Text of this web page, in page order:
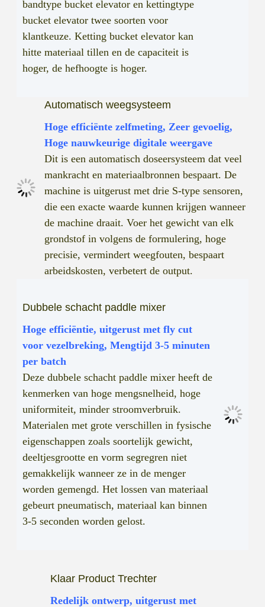
bandtype bucket elevator en kettingtype
bucket elevator twee soorten voor
klantkeuze. Ketting bucket elevator kan
hitte materiaal tillen en de capaciteit is
hoger, de hefhoogte is hoger.
Automatisch weegsysteem
Hoge efficiënte zelfmeting, Zeer gevoelig,
Hoge nauwkeurige digitale weergave
Dit is een automatisch doseersysteem dat veel
mankracht en materiaalbronnen bespaart. De
machine is uitgerust met drie S-type sensoren,
die een exacte waarde kunnen krijgen wanneer
de machine draait. Voer het gewicht van elk
grondstof in volgens de formulering, hoge
precisie, vermindert weegfouten, bespaart
arbeidskosten, verbetert de output.
Dubbele schacht paddle mixer
Hoge efficiëntie, uitgerust met fly cut
voor vezelbreking, Mengtijd 3-5 minuten
per batch
Deze dubbele schacht paddle mixer heeft de
kenmerken van hoge mengsnelheid, hoge
uniformiteit, minder stroomverbruik.
Materialen met grote verschillen in fysische
eigenschappen zoals soortelijk gewicht,
deeltjesgrootte en vorm segregren niet
gemakkelijk wanneer ze in de menger
worden gemengd. Het lossen van materiaal
gebeurt pneumatisch, materiaal kan binnen
3-5 seconden worden gelost.
Klaar Product Trechter
Redelijk ontwerp, uitgerust met